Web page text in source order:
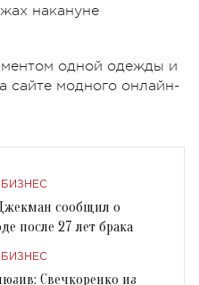
накануне
одной одежды и
сайте модного онлайн-
сообщил о
после 27 лет брака
Свечкоренко из